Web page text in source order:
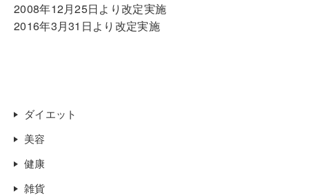
2008年12月25日より改定実施
2016年3月31日より改定実施
ダイエット
美容
健康
雑貨